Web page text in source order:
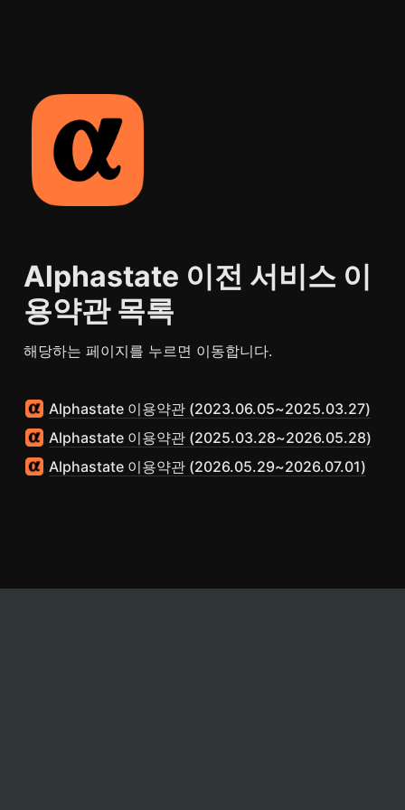
Alphastate 이전 서비스 이
용약관 목록
해당하는 페이지를 누르면 이동합니다.
Alphastate 이용약관 (2023.06.05~2025.03.27)
Alphastate 이용약관 (2025.03.28~2026.05.28)
Alphastate 이용약관 (2026.05.29~2026.07.01)